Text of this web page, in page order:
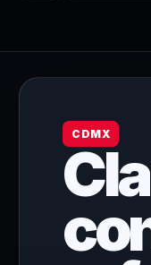
CDMX